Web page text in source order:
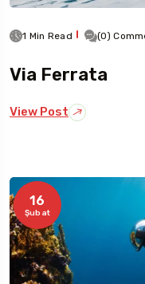
1 Min Read (0)
Via Ferrata
View Post
16
Şubat